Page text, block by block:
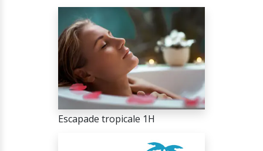
Escapade tropicale 1H